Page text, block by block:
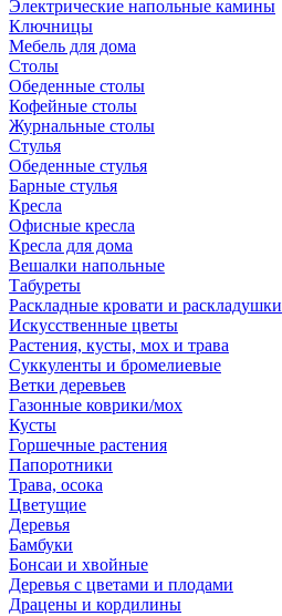
Электрические напольные камины
Ключницы
Мебель для дома
Столы
Обеденные столы
Кофейные столы
Журнальные столы
Стулья
Обеденные стулья
Барные стулья
Кресла
Офисные кресла
Кресла для дома
Вешалки напольные
Табуреты
Раскладные кровати и раскладушки
Искусственные цветы
Растения, кусты, мох и трава
Суккуленты и бромелиевые
Ветки деревьев
Газонные коврики/мох
Кусты
Горшечные растения
Папоротники
Трава, осока
Цветущие
Деревья
Бамбуки
Бонсаи и хвойные
Деревья с цветами и плодами
Драцены и кордилины